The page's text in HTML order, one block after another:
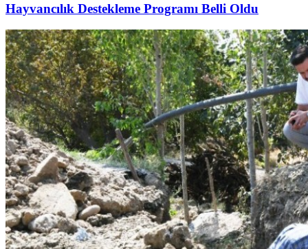
Hayvancılık Destekleme Programı Belli Oldu